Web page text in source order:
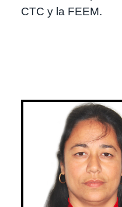
CTC y la FEEM.
Image